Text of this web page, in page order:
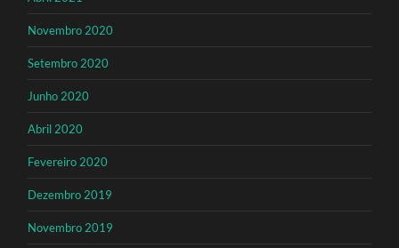
Novembro 2020
Setembro 2020
Junho 2020
Abril 2020
Fevereiro 2020
Dezembro 2019
Novembro 2019